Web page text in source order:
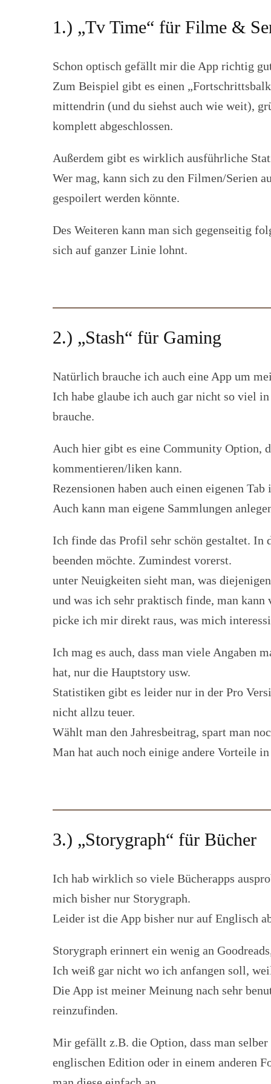
1.) „Tv Time“ für Filme &
Schon optisch gefällt mir die App richtig
Zum Beispiel gibt es einen
mittendrin (und du siehst auch wie weit),
komplett abgeschlossen.
Außerdem gibt es wirklich ausführliche
Wer mag, kann sich zu den Filmen/Serien
gespoilert werden könnte.
Des Weiteren kann man sich gegenseitig
sich auf ganzer Linie lohnt.
2.) „Stash“ für Gaming
Natürlich brauche ich auch eine App um
Ich habe glaube ich auch gar nicht so viel
brauche.
Auch hier gibt es eine Community Option,
kommentieren/liken kann.
Rezensionen haben auch einen eigenen
Auch kann man eigene Sammlungen
Ich finde das Profil sehr schön gestaltet. In
beenden möchte. Zumindest vorerst.
unter Neuigkeiten sieht man, was
und was ich sehr praktisch finde, man
picke ich mir direkt raus, was mich
Ich mag es auch, dass man viele Angaben
hat, nur die Hauptstory usw.
Statistiken gibt es leider nur in der Pro
nicht allzu teuer.
Wählt man den Jahresbeitrag, spart man
Man hat auch noch einige andere Vorteile
3.) „Storygraph“ für Bücher
Ich hab wirklich so viele Bücherapps
mich bisher nur Storygraph.
Leider ist die App bisher nur auf Englisch
Storygraph erinnert ein wenig an
Ich weiß gar nicht wo ich anfangen soll,
Die App ist meiner Meinung nach sehr
reinzufinden.
Mir gefällt z.B. die Option, dass man
englischen Edition oder in einem anderen